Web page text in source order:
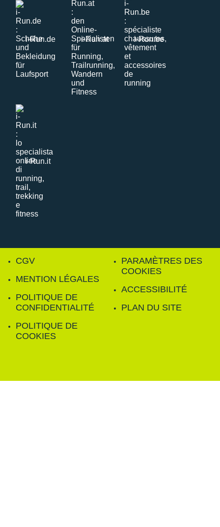
i-Run.de i-Run.at i-Run.be
i-Run.it
CGV
MENTION LÉGALES
POLITIQUE DE
CONFIDENTIALITÉ
POLITIQUE DE
COOKIES
PARAMÈTRES DES
COOKIES
ACCESSIBILITÉ
PLAN DU SITE